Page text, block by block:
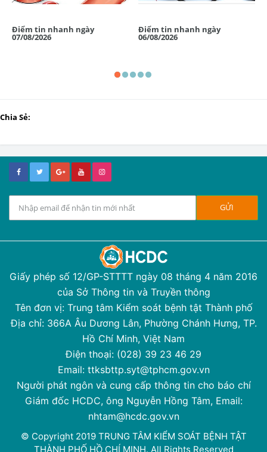
Điểm tin nhanh ngày
07/08/2026
Điểm tin nhanh ngày
06/08/2026
Chia Sẻ:
Giấy phép số 12/GP-STTTT ngày 08 tháng 4 năm 2016
của Sở Thông tin và Truyền thông
Tên đơn vị: Trung tâm Kiểm soát bệnh tật Thành phố
Địa chỉ: 366A Âu Dương Lân, Phường Chánh Hưng, TP.
Hồ Chí Minh, Việt Nam
Điện thoại: (028) 39 23 46 29
Email: ttksbttp.syt@tphcm.gov.vn
Người phát ngôn và cung cấp thông tin cho báo chí
Giám đốc HCDC, ông Nguyễn Hồng Tâm, Email:
nhtam@hcdc.gov.vn
© Copyright 2019 TRUNG TÂM KIỂM SOÁT BỆNH TẬT
THÀNH PHỐ HỒ CHÍ MINH. All Rights Reserved